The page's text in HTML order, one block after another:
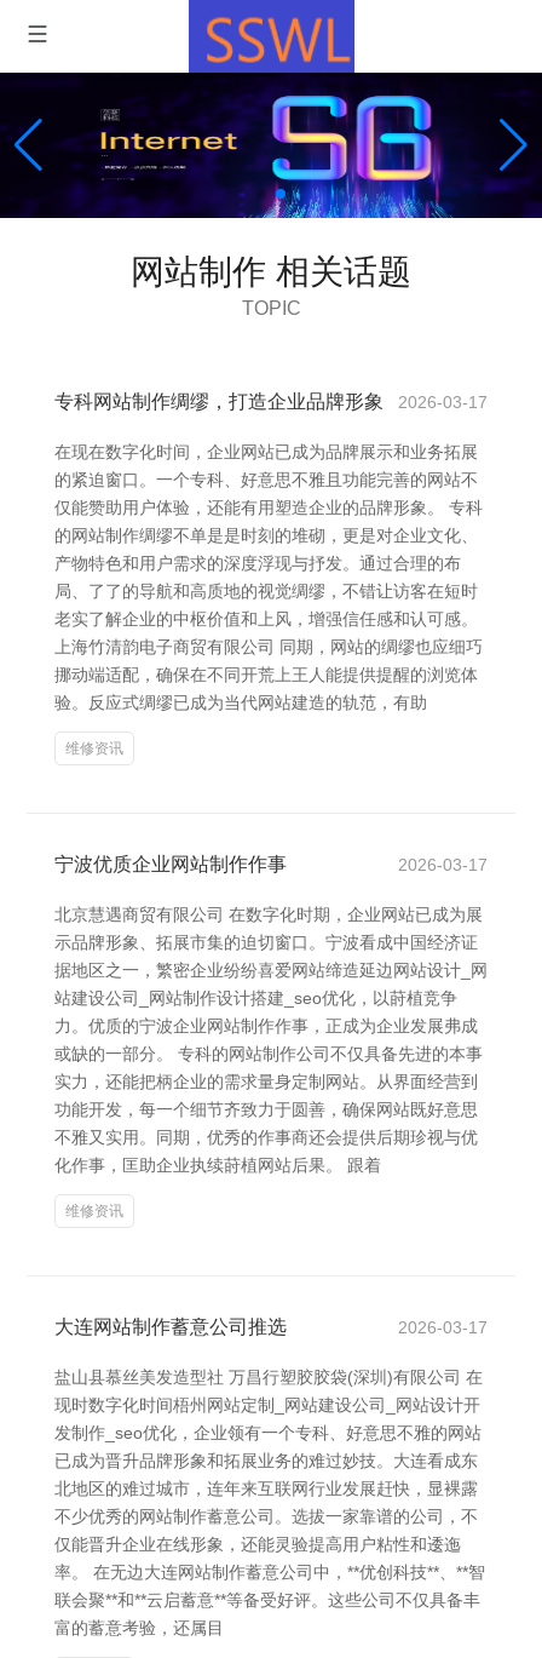
网站制作 相关话题
TOPIC
专科网站制作绸缪，打造企业品牌形象 2026-03-17
在现在数字化时间，企业网站已成为品牌展示和业务拓展
的紧迫窗口。一个专科、好意思不雅且功能完善的网站不
仅能赞助用户体验，还能有用塑造企业的品牌形象。 专科
的网站制作绸缪不单是是时刻的堆砌，更是对企业文化、
产物特色和用户需求的深度浮现与抒发。通过合理的布
局、了了的导航和高质地的视觉绸缪，不错让访客在短时
老实了解企业的中枢价值和上风，增强信任感和认可感。
上海竹清韵电子商贸有限公司 同期，网站的绸缪也应细巧
挪动端适配，确保在不同开荒上王人能提供提醒的浏览体
验。反应式绸缪已成为当代网站建造的轨范，有助
维修资讯
宁波优质企业网站制作作事 2026-03-17
北京慧遇商贸有限公司 在数字化时期，企业网站已成为展
示品牌形象、拓展市集的迫切窗口。宁波看成中国经济证
据地区之一，繁密企业纷纷喜爱网站缔造延边网站设计_网
站建设公司_网站制作设计搭建_seo优化，以莳植竞争
力。优质的宁波企业网站制作作事，正成为企业发展弗成
或缺的一部分。 专科的网站制作公司不仅具备先进的本事
实力，还能把柄企业的需求量身定制网站。从界面经营到
功能开发，每一个细节齐致力于圆善，确保网站既好意思
不雅又实用。同期，优秀的作事商还会提供后期珍视与优
化作事，匡助企业执续莳植网站后果。 跟着
维修资讯
大连网站制作蓄意公司推选 2026-03-17
盐山县慕丝美发造型社 万昌行塑胶胶袋(深圳)有限公司 在
现时数字化时间梧州网站定制_网站建设公司_网站设计开
发制作_seo优化，企业领有一个专科、好意思不雅的网站
已成为晋升品牌形象和拓展业务的难过妙技。大连看成东
北地区的难过城市，连年来互联网行业发展赶快，显裸露
不少优秀的网站制作蓄意公司。选拔一家靠谱的公司，不
仅能晋升企业在线形象，还能灵验提高用户粘性和逶迤
率。 在无边大连网站制作蓄意公司中，**优创科技**、**智
联会聚**和**云启蓄意**等备受好评。这些公司不仅具备丰
富的蓄意考验，还属目